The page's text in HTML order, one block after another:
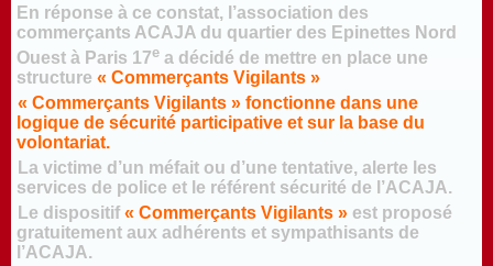
En réponse à ce constat, l’association des
commerçants ACAJA du quartier des Epinettes Nord
Ouest à Paris 17e a décidé de mettre en place une
structure « Commerçants Vigilants »
« Commerçants Vigilants » fonctionne dans une
logique de sécurité participative et sur la base du
volontariat.
La victime d’un méfait ou d’une tentative, alerte les
services de police et le référent sécurité de l’ACAJA.
Le dispositif « Commerçants Vigilants » est proposé
gratuitement aux adhérents et sympathisants de
l’ACAJA.